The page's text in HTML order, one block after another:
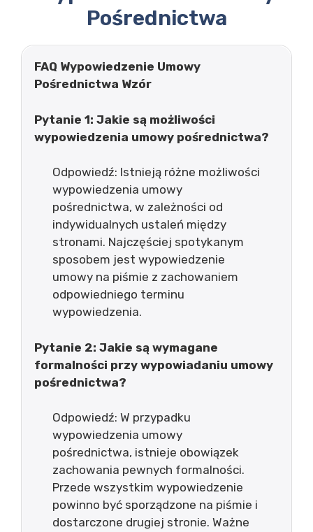
Pośrednictwa
FAQ Wypowiedzenie Umowy
Pośrednictwa Wzór
Pytanie 1: Jakie są możliwości
wypowiedzenia umowy pośrednictwa?
Odpowiedź: Istnieją różne możliwości
wypowiedzenia umowy
pośrednictwa, w zależności od
indywidualnych ustaleń między
stronami. Najczęściej spotykanym
sposobem jest wypowiedzenie
umowy na piśmie z zachowaniem
odpowiedniego terminu
wypowiedzenia.
Pytanie 2: Jakie są wymagane
formalności przy wypowiadaniu umowy
pośrednictwa?
Odpowiedź: W przypadku
wypowiedzenia umowy
pośrednictwa, istnieje obowiązek
zachowania pewnych formalności.
Przede wszystkim wypowiedzenie
powinno być sporządzone na piśmie i
dostarczone drugiej stronie. Ważne